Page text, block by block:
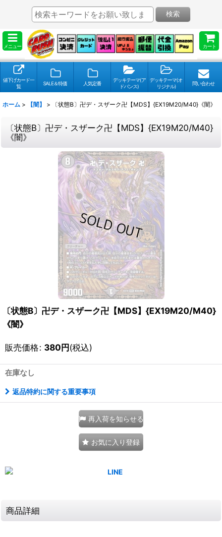
メニュー カート
検索
値下げカード一
覧
SALE＆特価 人気定番
デッキテーマ(ア
ドバンス)
デッキテーマ(オ
リジナル)
問い合わせ
ホーム > 【闇】 > 〔状態B〕卍デ・スザーク卍【MDS】{EX19M20/M40}《闇》
〔状態B〕卍デ・スザーク卍【MDS】{EX19M20/M40}
《闇》
〔状態B〕卍デ・スザーク卍【MDS】{EX19M20/M40}
《闇》
販売価格: 380円(税込)
在庫なし
返品特約に関する重要事項
再入荷を知らせる
お気に入り登録
商品詳細